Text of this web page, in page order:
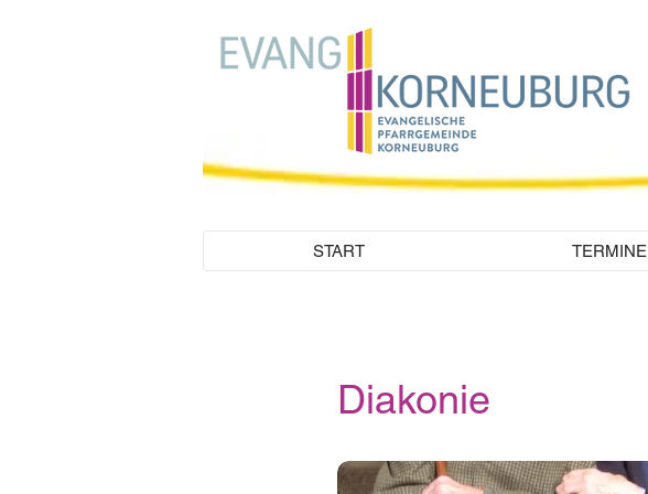
START TERMINE
Diakonie